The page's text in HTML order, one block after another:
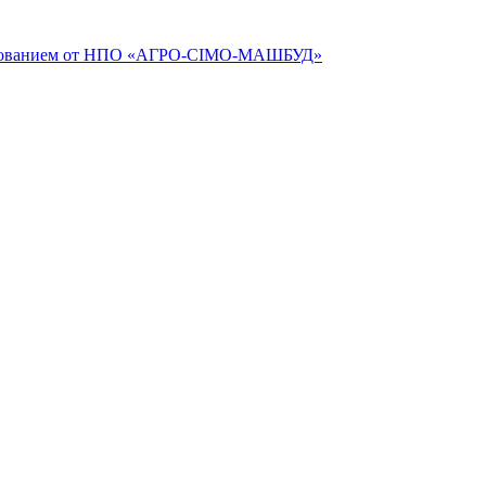
от НПО «АГРО-СІМО-МАШБУД»